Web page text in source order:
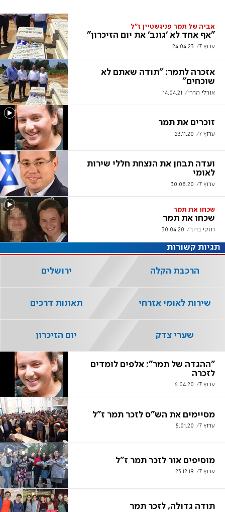
אביה של תמר פניגשטיין ז"ל
"אף אחד לא 'גונב' את יום הזיכרון"
ערוץ 7 24.04.23
אזכרה לתמר: "תודה שאתם לא
שוכחים"
אורלי הררי 14.04.21
זוכרים את תמר
ערוץ 7 23.11.20
ועדה תבחן את הנצחת חללי שירות
לאומי
ערוץ 7 30.08.20
שכחו את תמר
שכחו את תמר
חזקי ברוך 30.04.20
"ההגדה של תמר": אלפים לומדים
לזכרה
ערוץ 7 6.04.20
מסיימים את הש"ס לזכר תמר ז"ל
ערוץ 7 5.01.20
מוסיפים אור לזכר תמר ז"ל
ערוץ 7 23.12.19
תודה גדולה, לזכר תמר
תגיות קשורות
הרכבת הקלה ירושלים
שירות לאומי אזרחי תאונות דרכים
שערי צדק יום הזיכרון